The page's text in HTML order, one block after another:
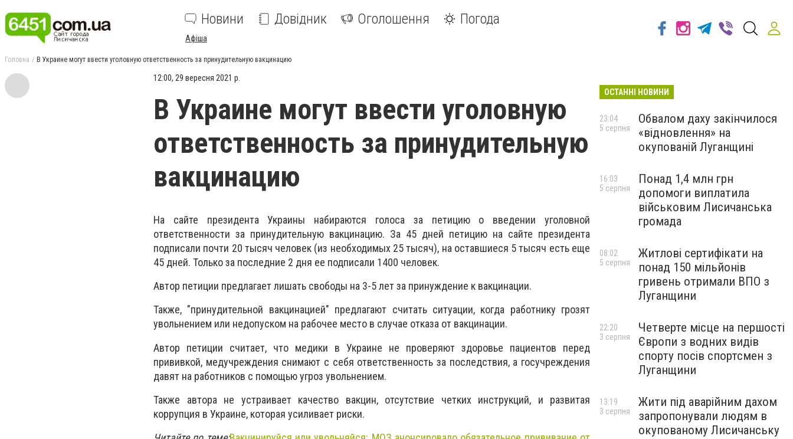
Новини Довідник Оголошення Погода
Афіша
Головна В Украине могут ввести уголовную ответственность за принудительную вакцинацию
12:00, 29 вересня 2021 р.
В Украине могут ввести уголовную
ответственность за принудительную
вакцинацию
На сайте президента Украины набираются голоса за петицию о введении уголовной
ответственности за принудительную вакцинацию. За 45 дней петицию на сайте президента
подписали почти 20 тысяч человек (из необходимых 25 тысяч), на оставшиеся 5 тысяч есть еще
45 дней. Только за последние 2 дня ее подписали 1400 человек.
Автор петиции предлагает лишать свободы на 3-5 лет за принуждение к вакцинации.
Также, "принудительной вакцинацией" предлагают считать ситуации, когда работнику грозят
увольнением или недопуском на рабочее место в случае отказа от вакцинации.
Автор петиции считает, что медики в Украине не проверяют здоровье пациентов перед
прививкой, медучреждения снимают с себя ответственность за последствия, а госучреждения
давят на работников с помощью угроз увольнением.
Также автора не устраивает качество вакцин, отсутствие четких инструкций, и развитая
коррупция в Украине, которая усиливает риски.
ОСТАННІ НОВИНИ
Обвалом даху закінчилося
«відновлення» на
окупованій Луганщині
23:04
5 серпня
Понад 1,4 млн грн
допомоги виплатила
військовим Лисичанська
громада
16:03
5 серпня
Житлові сертифікати на
понад 150 мільйонів
гривень отримали ВПО з
Луганщини
08:02
5 серпня
Четверте місце на першості
Європи з водних видів
спорту посів спортсмен з
Луганщини
22:20
3 серпня
Жити під аварійним дахом
запропонували людям в
окупованому Лисичанську
13:19
3 серпня